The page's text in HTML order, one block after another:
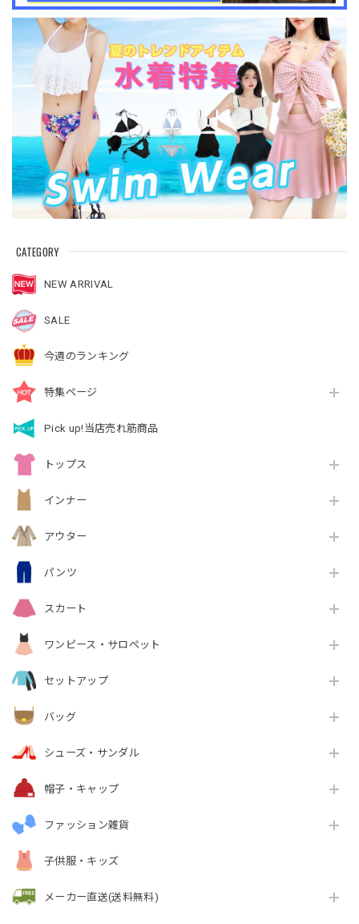
CATEGORY
NEW ARRIVAL
SALE
今週のランキング
特集ページ
Pick up!当店売れ筋商品
トップス
インナー
アウター
パンツ
スカート
ワンピース・サロペット
セットアップ
バッグ
シューズ・サンダル
帽子・キャップ
ファッション雑貨
子供服・キッズ
メーカー直送(送料無料)